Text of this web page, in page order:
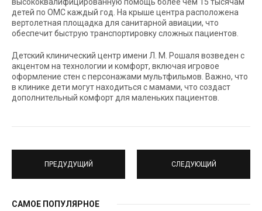
детей по ОМС каждый год. На крыше центра расположена
вертолетная площадка для санитарной авиации, что
обеспечит быструю транспортировку сложных пациентов.
Детский клинический центр имени Л. М. Рошаля возведен с
акцентом на технологии и комфорт, включая игровое
оформление стен с персонажами мультфильмов. Важно, что
в клинике дети могут находиться с мамами, что создаст
дополнительный комфорт для маленьких пациентов.
ПРЕДУДУЩИЙ СЛЕДУЮЩИЙ
САМОЕ ПОПУЛЯРНОЕ